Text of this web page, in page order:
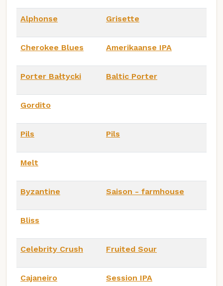
Alphonse Grisette
Cherokee Blues Amerikaanse IPA
Porter Bałtycki Baltic Porter
Gordito
Pils Pils
Melt
Byzantine Saison - farmhouse
Bliss
Celebrity Crush Fruited Sour
Cajaneiro Session IPA